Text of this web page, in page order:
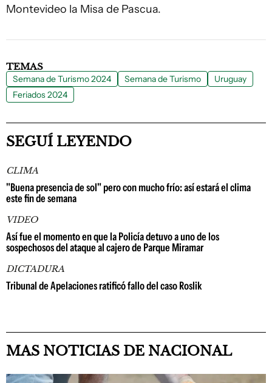
Montevideo la Misa de Pascua.
TEMAS
Semana de Turismo 2024 Semana de Turismo
Uruguay
Feriados 2024
SEGUÍ LEYENDO
CLIMA
"Buena presencia de sol" pero con mucho frío: así estará el clima
este fin de semana
VIDEO
Así fue el momento en que la Policía detuvo a uno de los
sospechosos del ataque al cajero de Parque Miramar
DICTADURA
Tribunal de Apelaciones ratificó fallo del caso Roslik
MAS NOTICIAS DE NACIONAL